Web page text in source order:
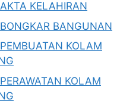
KELAHIRAN
BANGUNAN
KOLAM
KOLAM